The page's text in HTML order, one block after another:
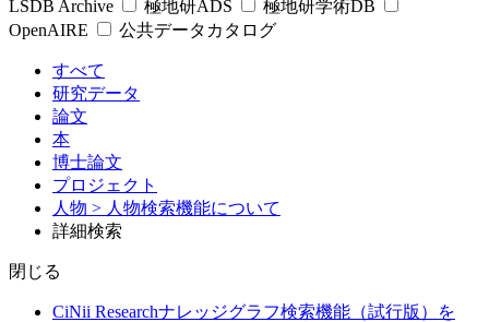
LSDB Archive
極地研ADS
極地研学術DB
OpenAIRE
公共データカタログ
すべて
研究データ
論文
本
博士論文
プロジェクト
人物 > 人物検索機能について
詳細検索
閉じる
CiNii Researchナレッジグラフ検索機能（試行版）を